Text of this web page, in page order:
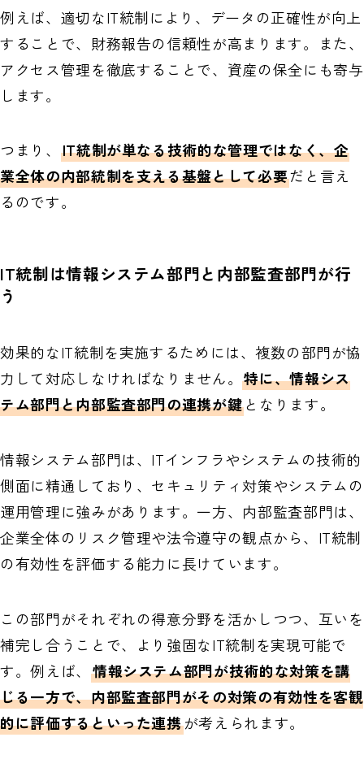
例えば、適切なIT統制により、データの正確性が向上
することで、財務報告の信頼性が高まります。また、
アクセス管理を徹底することで、資産の保全にも寄与
します。
つまり、 IT統制が単なる技術的な管理ではなく、企
業全体の内部統制を支える基盤として必要だと言え
るのです。
IT統制は情報システム部門と内部監査部門が行
う
効果的なIT統制を実施するためには、複数の部門が協
力して対応しなければなりません。特に、情報シス
テム部門と内部監査部門の連携が鍵となります。
情報システム部門は、ITインフラやシステムの技術的
側面に精通しており、セキュリティ対策やシステムの
運用管理に強みがあります。一方、内部監査部門は、
企業全体のリスク管理や法令遵守の観点から、IT統制
の有効性を評価する能力に長けています。
この部門がそれぞれの得意分野を活かしつつ、互いを
補完し合うことで、より強固なIT統制を実現可能で
す。例えば、 情報システム部門が技術的な対策を講
じる一方で、内部監査部門がその対策の有効性を客観
的に評価するといった連携が考えられます。